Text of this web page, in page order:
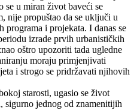
se u miran život baveći se
nije propuštao da se uključi u
programa i projekata. I danas se
izrade prvih urbanističkih
oštro upozoriti tada ugledne
moraju primjenjivati
i strogo se pridržavati njihovih
starosti, ugasio se život
sigurno jednog od znamenitijih